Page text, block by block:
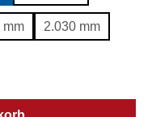
mm 2.030 mm